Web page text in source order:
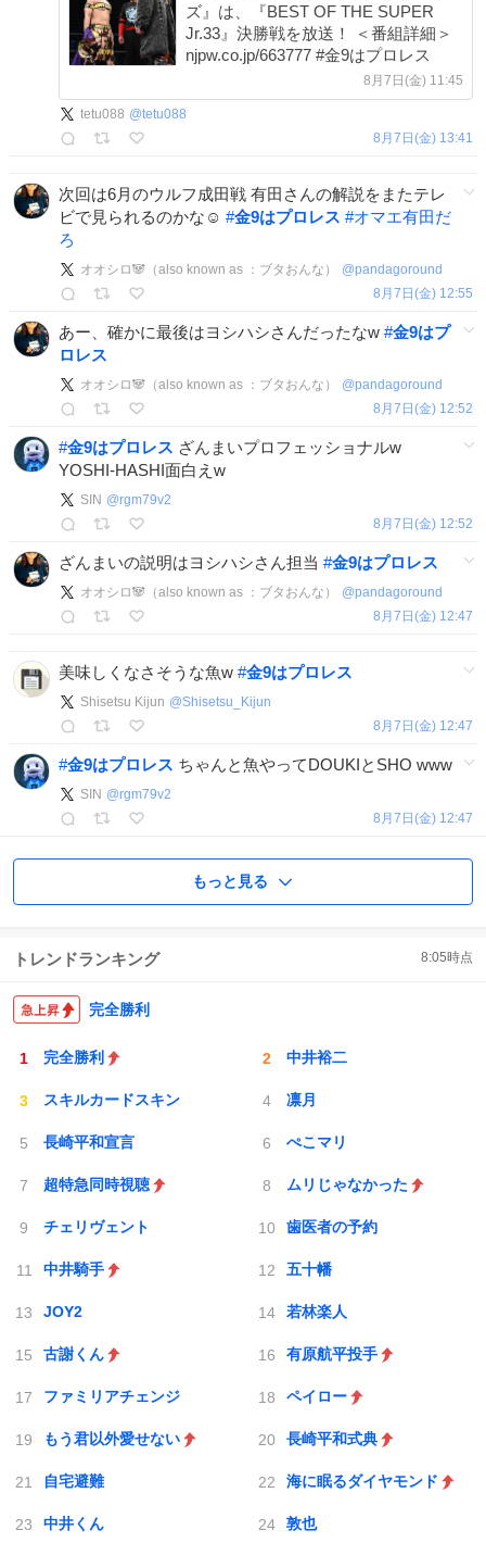
ズ』は、『BEST OF THE SUPER
Jr.33』決勝戦を放送！ ＜番組詳細＞
njpw.co.jp/663777 #金9はプロレス
8月7日(金) 11:45
tetu088 @tetu088
8月7日(金) 13:41
次回は6月のウルフ成田戦 有田さんの解説をまたテレ
ビで見られるのかな☺️ #金9はプロレス #オマエ有田だ
ろ
オオシロ🐼（also known as ：ブタおんな） @pandagoround
8月7日(金) 12:55
あー、確かに最後はヨシハシさんだったなw #金9はプ
ロレス
オオシロ🐼（also known as ：ブタおんな） @pandagoround
8月7日(金) 12:52
#金9はプロレス ざんまいプロフェッショナルw
YOSHI-HASHI面白えw
SIN @rgm79v2
8月7日(金) 12:52
ざんまいの説明はヨシハシさん担当 #金9はプロレス
オオシロ🐼（also known as ：ブタおんな） @pandagoround
8月7日(金) 12:47
美味しくなさそうな魚w #金9はプロレス
Shisetsu Kijun @Shisetsu_Kijun
8月7日(金) 12:47
#金9はプロレス ちゃんと魚やってDOUKIとSHO www
SIN @rgm79v2
8月7日(金) 12:47
もっと見る
トレンドランキング 8:05時点
完全勝利
完全勝利 中井裕二
スキルカードスキン 凛月
長崎平和宣言 ぺこマリ
超特急同時視聴 ムリじゃなかった
チェリヴェント 歯医者の予約
中井騎手 五十幡
JOY2 若林楽人
古謝くん 有原航平投手
ファミリアチェンジ ペイロー
もう君以外愛せない 長崎平和式典
自宅避難 海に眠るダイヤモンド
中井くん 敦也